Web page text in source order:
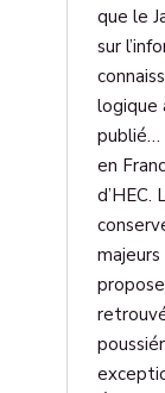
que le
sur
logique
publié…
en
d’HEC.